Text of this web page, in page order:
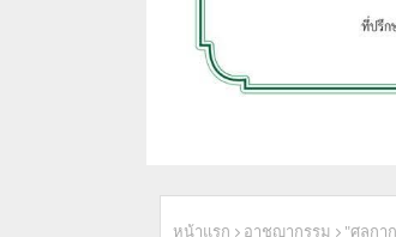
หน้าแรก อาชญากรรม
"ศุลกา